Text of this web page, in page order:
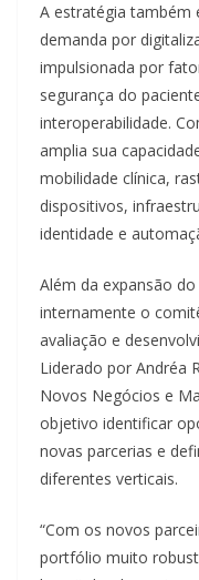
A estratégia também
demanda por
impulsionada por
segurança do
interoperabilidade.
amplia sua
mobilidade clínica,
dispositivos,
identidade e
Além da expansão
internamente o
avaliação e
Liderado por Andréa
Novos Negócios e
objetivo identificar
novas parcerias e
diferentes verticais.
“Com os novos
portfólio muito